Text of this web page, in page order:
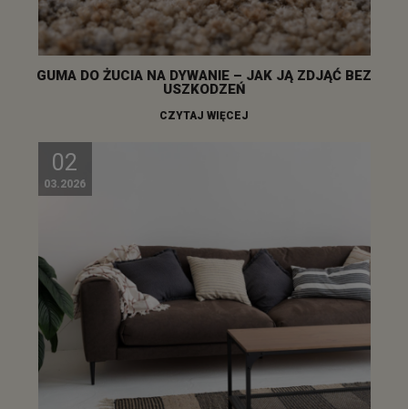
GUMA DO ŻUCIA NA DYWANIE – JAK JĄ ZDJĄĆ BEZ
USZKODZEŃ
CZYTAJ WIĘCEJ
02
03.2026